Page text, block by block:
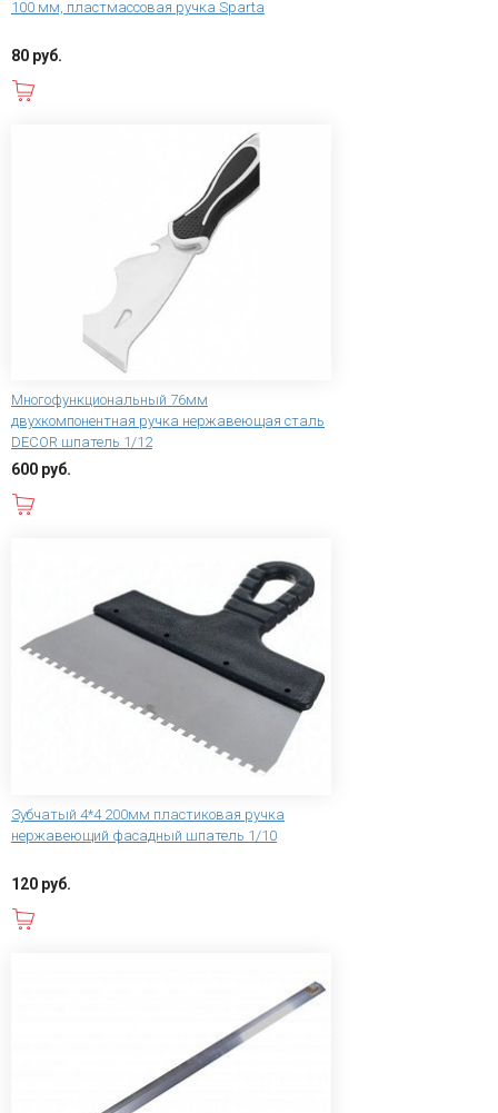
100 мм, пластмассовая ручка Sparta
80 руб.
Многофункциональный 76мм
двухкомпонентная ручка нержавеющая сталь
DECOR шпатель 1/12
600 руб.
Зубчатый 4*4 200мм пластиковая ручка
нержавеющий фасадный шпатель 1/10
120 руб.